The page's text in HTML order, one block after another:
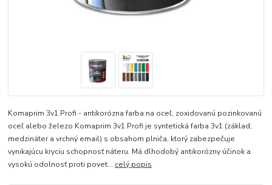
Komaprim 3v1 Profi - antikorózna farba na oceľ, zoxidovanú pozinkovanú
oceľ alebo železo Komaprim 3v1 Profi je syntetická farba 3v1 (základ,
medzináter a vrchný email) s obsahom plniča, ktorý zabezpečuje
vynikajúcu kryciu schopnosť náteru. Má dlhodobý antikorózny účinok a
vysokú odolnosť proti povet... celý popis